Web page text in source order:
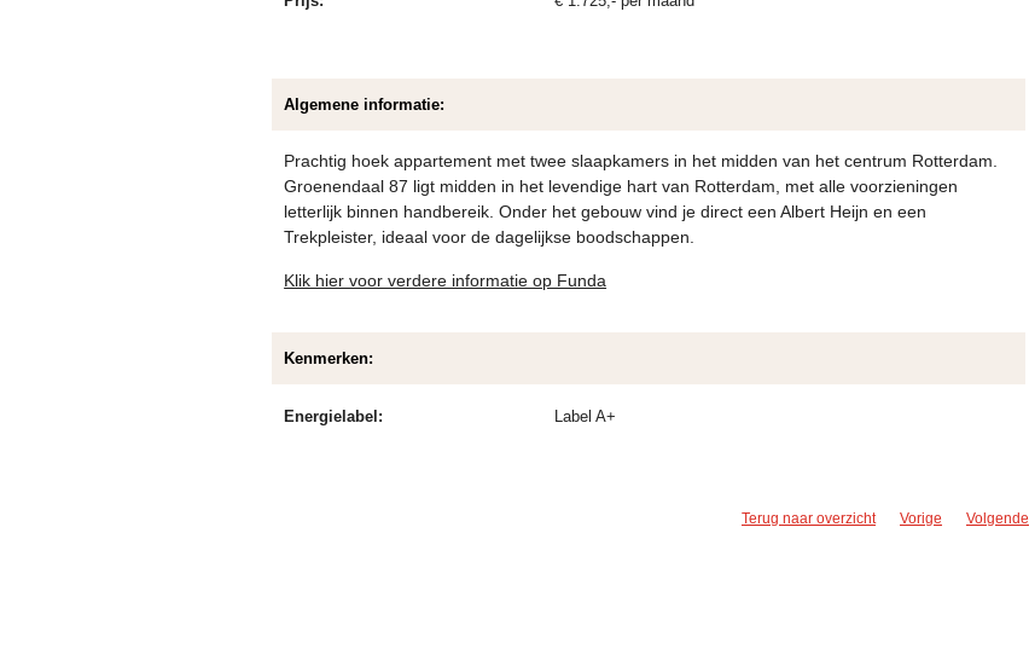
Algemene informatie:
Prachtig hoek appartement met twee slaapkamers in het midden van het centrum Rotterdam.
Groenendaal 87 ligt midden in het levendige hart van Rotterdam, met alle voorzieningen
letterlijk binnen handbereik. Onder het gebouw vind je direct een Albert Heijn en een
Trekpleister, ideaal voor de dagelijkse boodschappen.
Klik hier voor verdere informatie op Funda
Kenmerken:
Energielabel: Label A+
Terug naar overzicht Vorige Volgende